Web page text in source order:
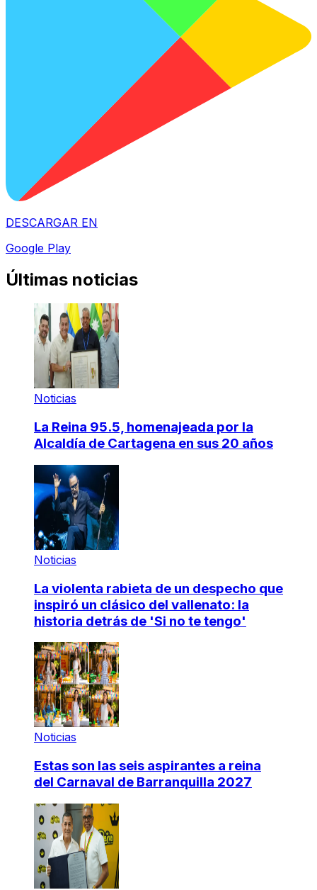
DESCARGAR EN
Google Play
Últimas noticias
Noticias
La Reina 95.5, homenajeada por la
Alcaldía de Cartagena en sus 20 años
Noticias
La violenta rabieta de un despecho que
inspiró un clásico del vallenato: la
historia detrás de 'Si no te tengo'
Noticias
Estas son las seis aspirantes a reina
del Carnaval de Barranquilla 2027